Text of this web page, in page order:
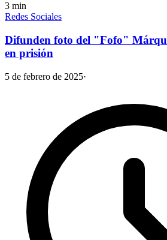
3 min
Redes Sociales
Difunden foto del "Fofo"
en prisión
5 de febrero de 2025·